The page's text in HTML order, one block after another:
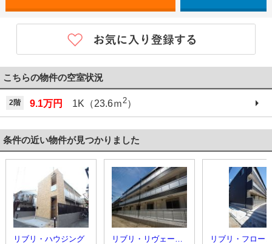
こちらの物件の空室状況
2階 9.1万円 1K（23.6ｍ 2）
条件の近い物件が見つかりました
リブリ・ハウジング